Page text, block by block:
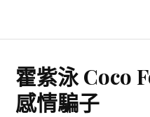
霍紫泳 Coco
感情騙子